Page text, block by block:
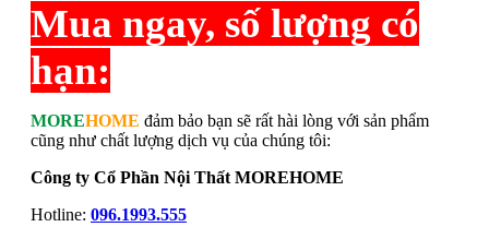
Mua ngay, số lượng có
hạn:
MOREHOME đảm bảo bạn sẽ rất hài lòng với sản phẩm
cũng như chất lượng dịch vụ của chúng tôi:
Công ty Cổ Phần Nội Thất MOREHOME
Hotline: 096.1993.555